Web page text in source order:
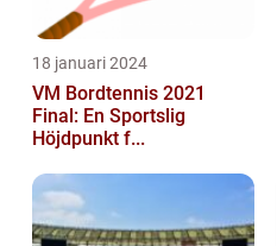
18 januari 2024
VM Bordtennis 2021
Final: En Sportslig
Höjdpunkt f...